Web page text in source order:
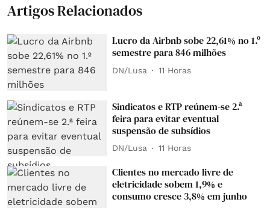
Artigos Relacionados
Lucro da Airbnb sobe 22,61% no 1.º
semestre para 846 milhões
DN/Lusa 11 Horas
Sindicatos e RTP reúnem-se 2.ª
feira para evitar eventual
suspensão de subsídios
DN/Lusa 11 Horas
Clientes no mercado livre de
eletricidade sobem 1,9% e
consumo cresce 3,8% em junho